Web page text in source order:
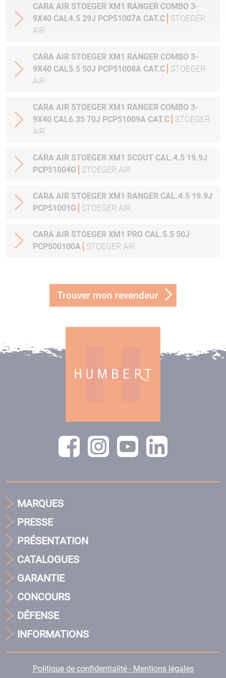
CARA AIR STOEGER XM1 RANGER COMBO 3-
9X40 CAL4.5 29J PCP51007A CAT.C
STOEGER
AIR
CARA AIR STOEGER XM1 RANGER COMBO 3-
9X40 CAL5.5 50J PCP51008A CAT.C
STOEGER
AIR
CARA AIR STOEGER XM1 RANGER COMBO 3-
9X40 CAL6.35 70J PCP51009A CAT.C
STOEGER
AIR
CARA AIR STOEGER XM1 SCOUT CAL.4.5 19.9J
PCP51004G
STOEGER AIR
CARA AIR STOEGER XM1 RANGER CAL.4.5 19.9J
PCP51001G
STOEGER AIR
CARA AIR STOEGER XM1 PRO CAL.5.5 50J
PCP500100A
STOEGER AIR
Trouver mon revendeur
MARQUES
PRESSE
PRÉSENTATION
CATALOGUES
GARANTIE
CONCOURS
DÉFENSE
INFORMATIONS
Politique de confidentialité - Mentions légales